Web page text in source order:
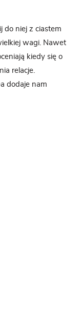
do niej z ciastem
wagi. Nawet
kiedy się o
relacje.
dodaje nam